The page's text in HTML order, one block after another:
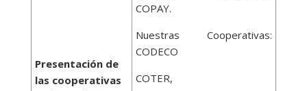
Presentación de
las cooperativas
COPAY.
Nuestras Cooperativas:
CODECO
COTER,